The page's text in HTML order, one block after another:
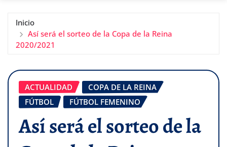
Inicio
Así será el sorteo de la Copa de la Reina
2020/2021
ACTUALIDAD
COPA DE LA REINA
FÚTBOL
FÚTBOL FEMENINO
Así será el sorteo de la